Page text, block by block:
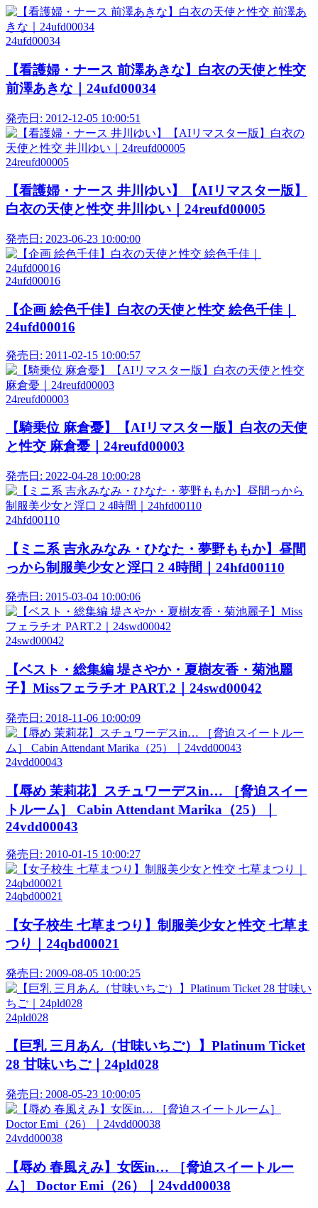
24ufd00034
【看護婦・ナース 前澤あきな】白衣の天使と性交
前澤あきな｜24ufd00034
発売日: 2012-12-05 10:00:51
24reufd00005
【看護婦・ナース 井川ゆい】【AIリマスター版】
白衣の天使と性交 井川ゆい｜24reufd00005
発売日: 2023-06-23 10:00:00
24ufd00016
【企画 絵色千佳】白衣の天使と性交 絵色千佳｜
24ufd00016
発売日: 2011-02-15 10:00:57
24reufd00003
【騎乗位 麻倉憂】【AIリマスター版】白衣の天使
と性交 麻倉憂｜24reufd00003
発売日: 2022-04-28 10:00:28
24hfd00110
【ミニ系 吉永みなみ・ひなた・夢野ももか】昼間
っから制服美少女と淫口 2 4時間｜24hfd00110
発売日: 2015-03-04 10:00:06
24swd00042
【ベスト・総集編 堤さやか・夏樹友香・菊池麗
子】Missフェラチオ PART.2｜24swd00042
発売日: 2018-11-06 10:00:09
24vdd00043
【辱め 茉莉花】スチュワーデスin… ［脅迫スイー
トルーム］ Cabin Attendant Marika（25）｜
24vdd00043
発売日: 2010-01-15 10:00:27
24qbd00021
【女子校生 七草まつり】制服美少女と性交 七草ま
つり｜24qbd00021
発売日: 2009-08-05 10:00:25
24pld028
【巨乳 三月あん（甘味いちご）】Platinum Ticket
28 甘味いちご｜24pld028
発売日: 2008-05-23 10:00:05
24vdd00038
【辱め 春風えみ】女医in… ［脅迫スイートルー
ム］ Doctor Emi（26）｜24vdd00038